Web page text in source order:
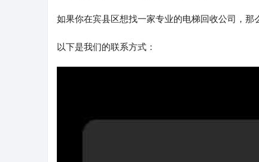
如果你在宾县区想找一家专业的电梯回收公司，那
以下是我们的联系方式：